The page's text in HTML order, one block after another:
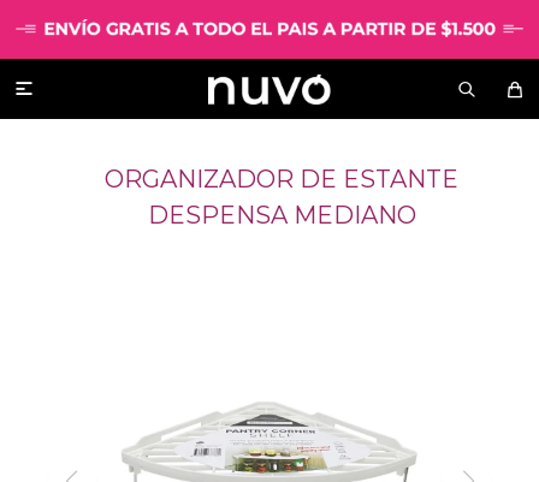

ORGANIZADOR DE ESTANTE
DESPENSA MEDIANO